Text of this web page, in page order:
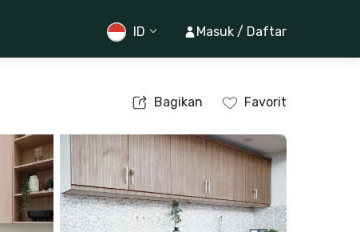
ID Masuk / Daftar
Bagikan Favorit